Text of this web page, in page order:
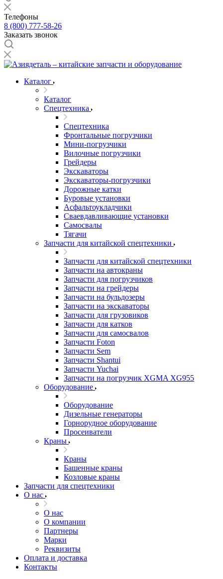
Телефоны
8 (800) 777-58-26
Заказать звонок
Каталог
Каталог
Спецтехника
Спецтехника
Фронтальные погрузчики
Мини-погрузчики
Вилочные погрузчики
Грейдеры
Экскаваторы
Экскаваторы-погрузчики
Дорожные катки
Буровые установки
Асфальтоукладчики
Сваевдавливающие установки
Самосвалы
Тягачи
Запчасти для китайской спецтехники
Запчасти для китайской спецтехники
Запчасти на автокраны
Запчасти для погрузчиков
Запчасти на грейдеры
Запчасти на бульдозеры
Запчасти на экскаваторы
Запчасти для грузовиков
Запчасти для катков
Запчасти для самосвалов
Запчасти Foton
Запчасти Sem
Запчасти Shantui
Запчасти Yuchai
Запчасти на погрузчик XGMA XG955
Оборудование
Оборудование
Дизельные генераторы
Горнорудное оборудование
Просеиватели
Краны
Краны
Башенные краны
Козловые краны
Запчасти для спецтехники
О нас
О нас
О компании
Партнеры
Марки
Реквизиты
Оплата и доставка
Контакты